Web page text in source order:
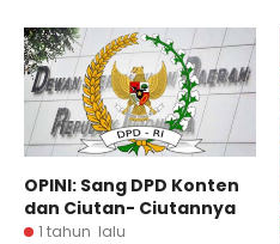
OPINI: Sang DPD Konten
dan Ciutan- Ciutannya
1 tahun lalu